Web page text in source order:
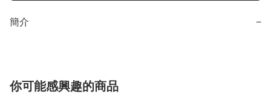
簡介 −
你可能感興趣的商品